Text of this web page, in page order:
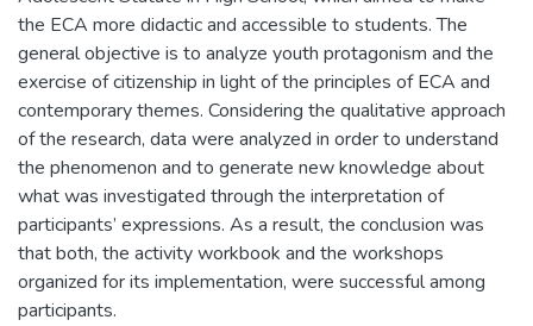
the ECA more didactic and accessible to students. The
general objective is to analyze youth protagonism and the
exercise of citizenship in light of the principles of ECA and
contemporary themes. Considering the qualitative approach
of the research, data were analyzed in order to understand
the phenomenon and to generate new knowledge about
what was investigated through the interpretation of
participants’ expressions. As a result, the conclusion was
that both, the activity workbook and the workshops
organized for its implementation, were successful among
participants.